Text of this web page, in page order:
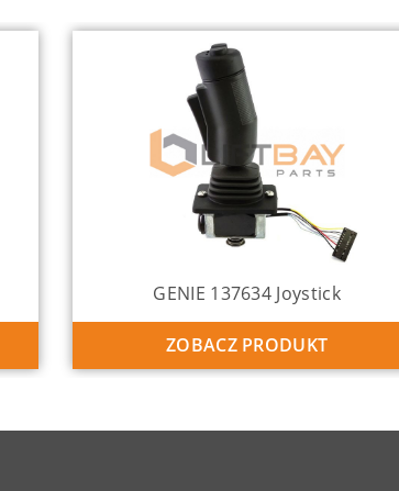
GENIE 137634 Joystick
ZOBACZ PRODUKT